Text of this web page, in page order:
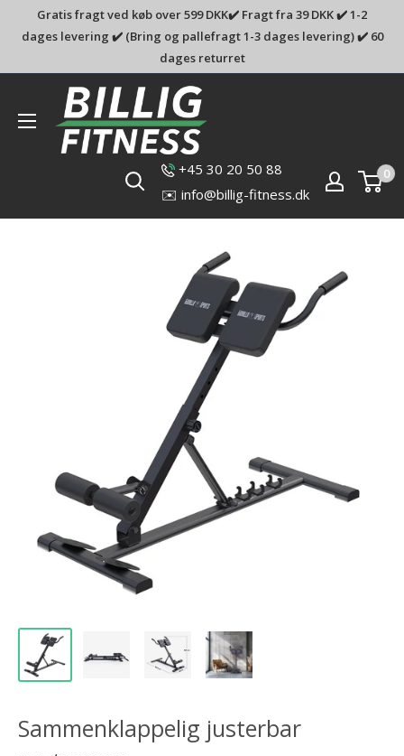
Gratis fragt ved køb over 599 DKK✔️ Fragt fra 39 DKK ✔️ 1-2
dages levering ✔️ (Bring og pallefragt 1-3 dages levering) ✔️ 60
dages returret
Billig-
fitness.dk
+45 30 20 50 88
✉️ info@billig-fitness.dk
0
Sammenklappelig justerbar